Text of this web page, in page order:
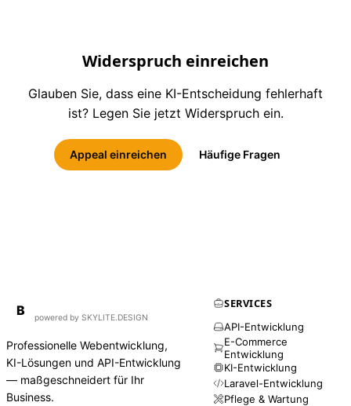
Widerspruch einreichen
Glauben Sie, dass eine KI-Entscheidung fehlerhaft
ist? Legen Sie jetzt Widerspruch ein.
Appeal einreichen Häufige Fragen
B powered by SKYLITE.DESIGN
Professionelle Webentwicklung,
KI-Lösungen und API-Entwicklung
— maßgeschneidert für Ihr
Business.
SERVICES
API-Entwicklung
E-Commerce
Entwicklung
KI-Entwicklung
Laravel-Entwicklung
Pflege & Wartung